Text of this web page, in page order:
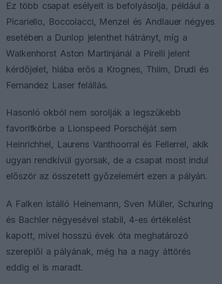
Ez több csapat esélyeit is befolyásolja, például a
Picariello, Boccolacci, Menzel és Andlauer négyes
esetében a Dunlop jelenthet hátrányt, míg a
Walkenhorst Aston Martinjánál a Pirelli jelent
kérdőjelet, hiába erős a Krognes, Thiim, Drudi és
Fernandez Laser felállás.
Hasonló okból nem sorolják a legszűkebb
favoritkörbe a Lionspeed Porschéját sem
Heinrichhel, Laurens Vanthoorral és Fellerrel, akik
ugyan rendkívül gyorsak, de a csapat most indul
először az összetett győzelemért ezen a pályán.
A Falken istálló Heinemann, Sven Müller, Schuring
és Bachler négyesével stabil, 4-es értékelést
kapott, mivel hosszú évek óta meghatározó
szereplői a pályának, még ha a nagy áttörés
eddig el is maradt.